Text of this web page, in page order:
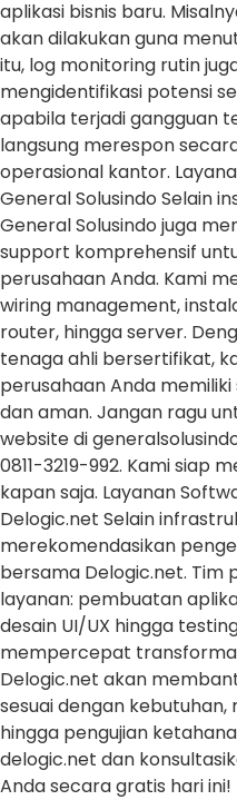
aplikasi bisnis baru.
akan dilakukan guna
itu, log monitoring rutin
mengidentifikasi potensi
apabila terjadi gangguan
langsung merespon
operasional kantor.
General Solusindo Selain
General Solusindo juga
support komprehensif
perusahaan Anda. Kami
wiring management,
router, hingga server.
tenaga ahli bersertifikat,
perusahaan Anda
dan aman. Jangan ragu
website di
0811-3219-992. Kami siap
kapan saja. Layanan
Delogic.net Selain
merekomendasikan
bersama Delogic.net. Tim
layanan: pembuatan
desain UI/UX hingga
mempercepat
Delogic.net akan
sesuai dengan
hingga pengujian
delogic.net dan
Anda secara gratis hari ini!